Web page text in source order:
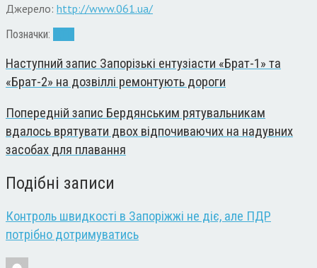
Джерело: http://www.061.ua/
Позначки:
Наступний запис Запорізькі ентузіасти «Брат-1» та
«Брат-2» на дозвіллі ремонтують дороги
Попередній запис Бердянським рятувальникам
вдалось врятувати двох відпочиваючих на надувних
засобах для плавання
Подібні записи
Контроль швидкості в Запоріжжі не діє, але ПДР
потрібно дотримуватись